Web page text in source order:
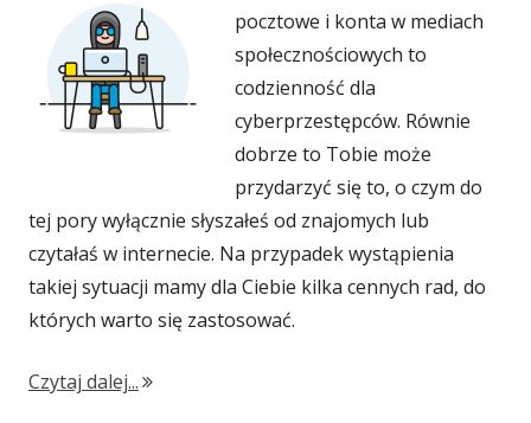
pocztowe i konta w mediach
społecznościowych to
codzienność dla
cyberprzestępców. Równie
dobrze to Tobie może
przydarzyć się to, o czym do
tej pory wyłącznie słyszałeś od znajomych lub
czytałaś w internecie. Na przypadek wystąpienia
takiej sytuacji mamy dla Ciebie kilka cennych rad, do
których warto się zastosować.
Czytaj dalej..."Włamanie na pocztę e-mail lub konto na